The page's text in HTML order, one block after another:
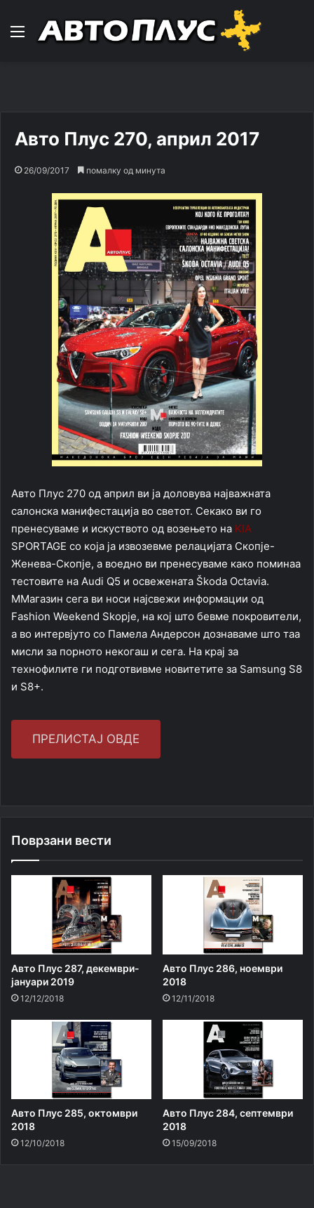
Навигација
Авто Плус 270, април 2017
26/09/2017 помалку од минута
Авто Плус 270 од април ви ја доловува најважната
салонска манифестација во светот. Секако ви го
пренесуваме и искуството од возењето на KIA
SPORTAGE со која ја извозевме релацијата Скопје-
Женева-Скопје, а воедно ви пренесуваме како поминаа
тестовите на Audi Q5 и освежената Škoda Octavia.
ММагазин сега ви носи најсвежи информации од
Fashion Weekend Skopje, на кој што бевме покровители,
а во интервјуто со Памела Андерсон дознаваме што таа
мисли за порното некогаш и сега. На крај за
технофилите ги подготвивме новитетите за Samsung S8
и S8+.
ПРЕЛИСТАЈ ОВДЕ
Поврзани вести
Авто Плус 287, декември-
јануари 2019
12/12/2018
Авто Плус 286, ноември
2018
12/11/2018
Авто Плус 285, октомври
2018
12/10/2018
Авто Плус 284, септември
2018
15/09/2018